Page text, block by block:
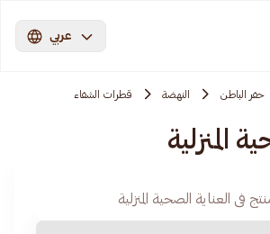
عربي
حفر الباطن النهضة قطرات الشفاء
المنزلية